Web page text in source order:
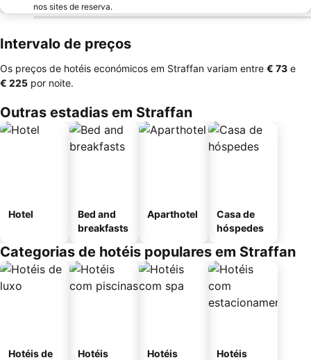
nos sites de reserva.
Intervalo de preços
Os preços de hotéis económicos em Straffan variam entre ‎€ 73 e
‎€ 225 por noite.
Outras estadias em Straffan
Hotel
Bed and
breakfasts
Aparthotel
Casa de
hóspedes
Categorias de hotéis populares em Straffan
Hotéis de
Hotéis
Hotéis
Hotéis